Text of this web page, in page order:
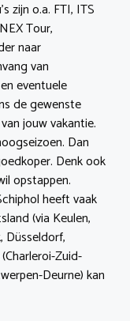
zijn o.a. FTI, ITS
Tour,
naar
van
eventuele
de gewenste
jouw vakantie.
Dan
Denk ook
opstappen.
heeft vaak
(via Keulen,
Düsseldorf,
Zuid-
Deurne) kan